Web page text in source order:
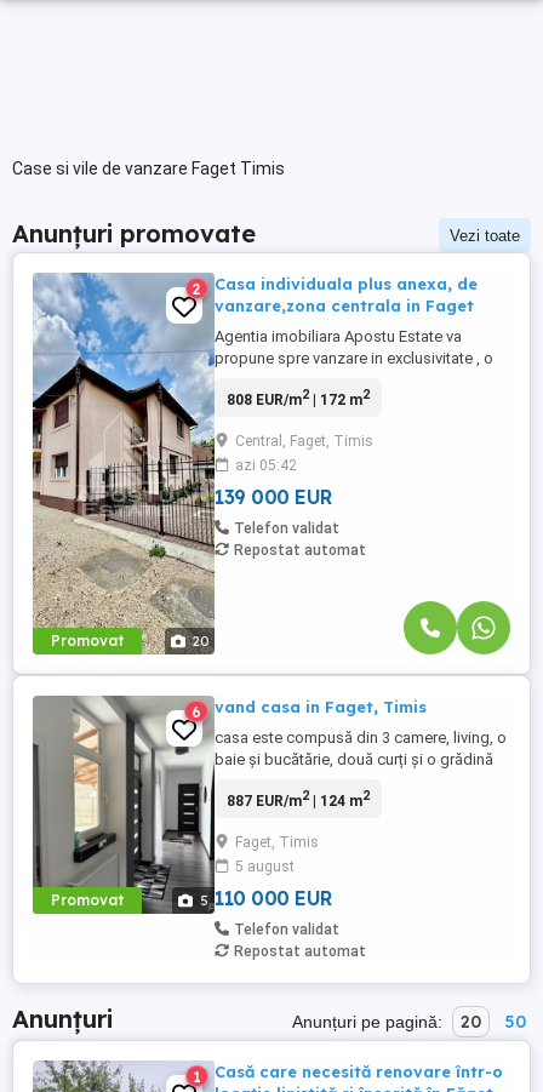
Case si vile de vanzare Faget Timis
Anunțuri promovate Vezi toate
Promovat 20
2
Casa individuala plus anexa, de
vanzare,zona centrala in Faget
Agentia imobiliara Apostu Estate va
propune spre vanzare in exclusivitate , o
compartimentata, plus o anexa ,situata pe
generos de 15 ml. Locuinta are o
suprafata utila de 171 mp (casa 124 mp
utili iar anexa 47 mp utili ) si este ...
808 EUR/m2| 172 m2
Central, Faget, Timis
azi 05:42
139 000 EUR
Telefon validat
Repostat automat
Promovat 5
6 vand casa in Faget, Timis
casa este compusă din 3 camere, living, o
baie și bucătărie, două curți și o grădină
centrală lemne și peleți
887 EUR/m2| 124 m2
Faget, Timis
5 august
110 000 EUR
Telefon validat
Repostat automat
Anunțuri Anunțuri pe pagină: 20 50
1
Casă care necesită renovare într-o